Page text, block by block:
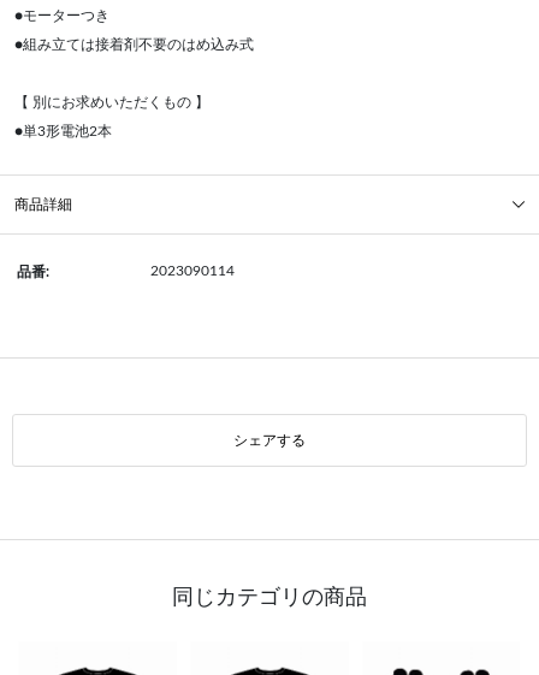
●モーターつき
●組み立ては接着剤不要のはめ込み式
【 別にお求めいただくもの 】
●単3形電池2本
商品詳細
品番: 2023090114
シェアする
同じカテゴリの商品